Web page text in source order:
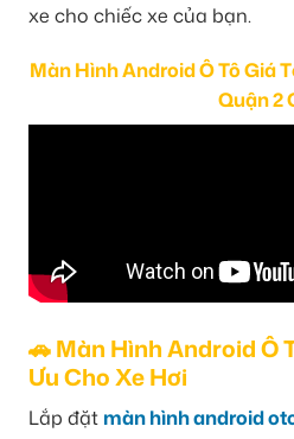
xe cho chiếc xe của bạn.
Màn Hình Android Ô Tô Giá
Quận 2
🚗 Màn Hình Android Ô
Ưu Cho Xe Hơi
Lắp đặt màn hình android